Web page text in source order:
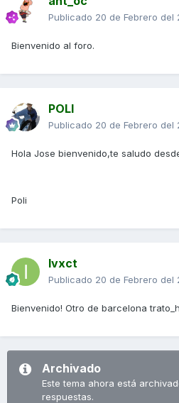
Publicado 20 de Febrero del
Bienvenido al foro.
POLI
Publicado 20 de Febrero del
Hola Jose bienvenido,te saludo
Poli
Ivxct
Publicado 20 de Febrero del
Bienvenido! Otro de barcelona
Archivado
Este tema ahora está
respuestas.